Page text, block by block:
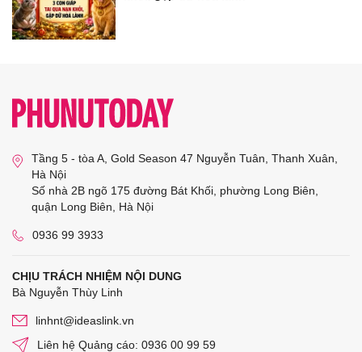
Tầng 5 - tòa A, Gold Season 47 Nguyễn Tuân, Thanh Xuân,
Hà Nội
Số nhà 2B ngõ 175 đường Bát Khối, phường Long Biên,
quận Long Biên, Hà Nội
0936 99 3933
CHỊU TRÁCH NHIỆM NỘI DUNG
Bà Nguyễn Thùy Linh
linhnt@ideaslink.vn
Liên hệ Quảng cáo: 0936 00 99 59